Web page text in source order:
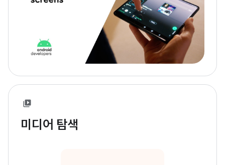
미디어 탐색